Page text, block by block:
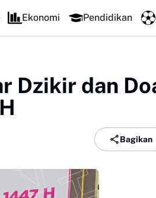
Ekonomi Pendidikan
Dzikir dan
Bagikan